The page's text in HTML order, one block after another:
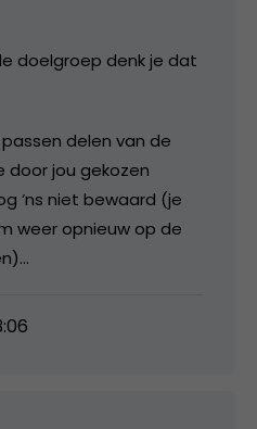
doelgroep denk je dat
passen delen van de
door jou gekozen
‘ns niet bewaard (je
weer opnieuw op de